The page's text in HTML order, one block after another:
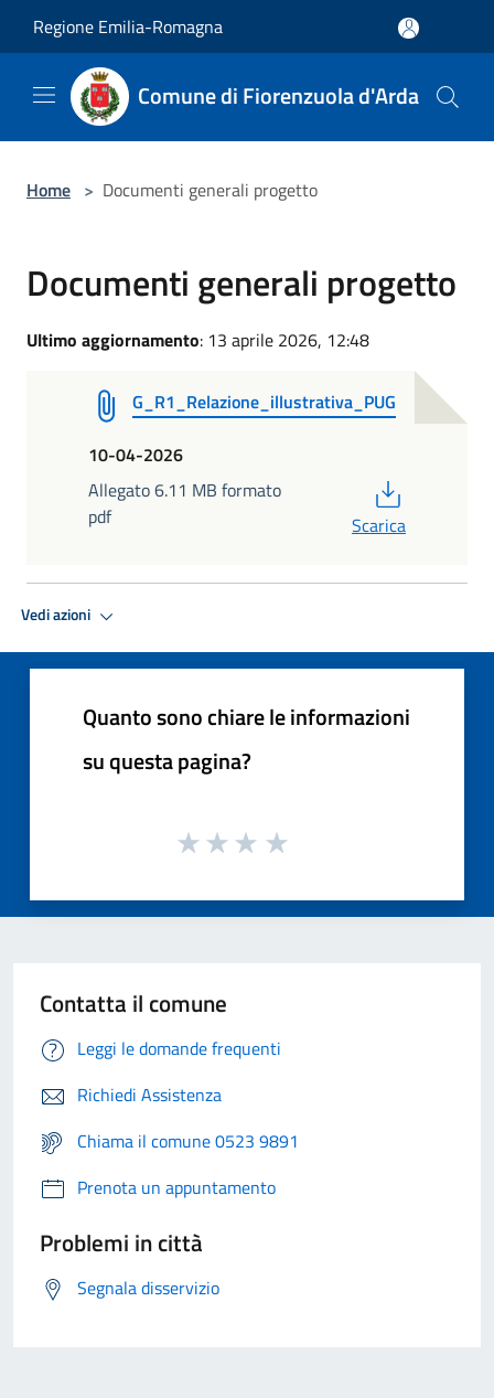
Regione Emilia-Romagna
Comune di Fiorenzuola d'Arda
Home > Documenti generali progetto
Documenti generali progetto
Ultimo aggiornamento: 13 aprile 2026, 12:48
G_R1_Relazione_illustrativa_PUG
10-04-2026
Allegato 6.11 MB formato
pdf
Scarica
Vedi azioni
Quanto sono chiare le informazioni
su questa pagina?
Contatta il comune
Leggi le domande frequenti
Richiedi Assistenza
Chiama il comune 0523 9891
Prenota un appuntamento
Problemi in città
Segnala disservizio